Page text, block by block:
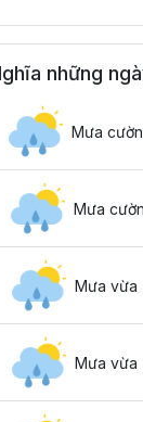
những
Mưa
Mưa
Mưa vừa
Mưa vừa